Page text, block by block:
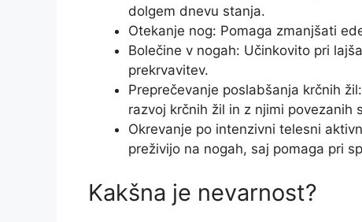
dolgem dnevu stanja.
Otekanje nog: Pomaga zmanjšati
Bolečine v nogah: Učinkovito pri
prekrvavitev.
Preprečevanje poslabšanja krčnih
razvoj krčnih žil in z njimi povezanih
Okrevanje po intenzivni telesni
preživijo na nogah, saj pomaga pri
Kakšna je nevarnost?